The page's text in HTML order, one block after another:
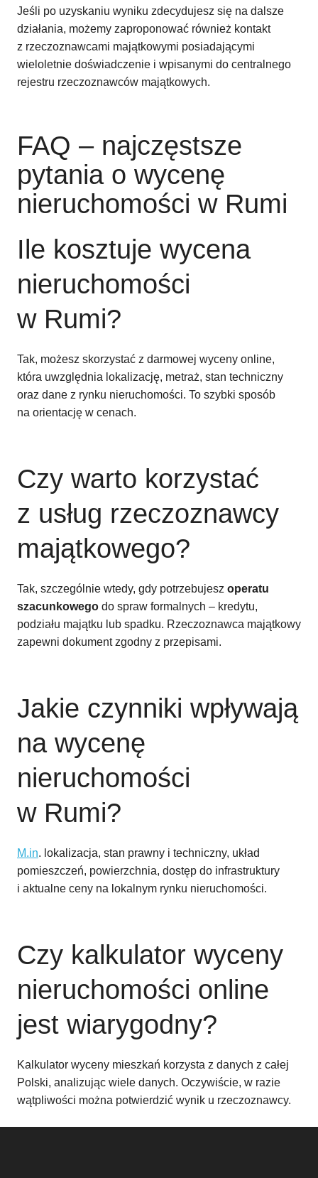
Jeśli po uzyskaniu wyniku zdecydujesz się na dalsze
działania, możemy zaproponować również kontakt
z rzeczoznawcami majątkowymi posiadającymi
wieloletnie doświadczenie i wpisanymi do centralnego
rejestru rzeczoznawców majątkowych.
FAQ – najczęstsze
pytania o wycenę
nieruchomości w Rumi
Ile kosztuje wycena
nieruchomości
w Rumi?
Tak, możesz skorzystać z darmowej wyceny online,
która uwzględnia lokalizację, metraż, stan techniczny
oraz dane z rynku nieruchomości. To szybki sposób
na orientację w cenach.
Czy warto korzystać
z usług rzeczoznawcy
majątkowego?
Tak, szczególnie wtedy, gdy potrzebujesz operatu
szacunkowego do spraw formalnych – kredytu,
podziału majątku lub spadku. Rzeczoznawca majątkowy
zapewni dokument zgodny z przepisami.
Jakie czynniki wpływają
na wycenę
nieruchomości
w Rumi?
M.in. lokalizacja, stan prawny i techniczny, układ
pomieszczeń, powierzchnia, dostęp do infrastruktury
i aktualne ceny na lokalnym rynku nieruchomości.
Czy kalkulator wyceny
nieruchomości online
jest wiarygodny?
Kalkulator wyceny mieszkań korzysta z danych z całej
Polski, analizując wiele danych. Oczywiście, w razie
wątpliwości można potwierdzić wynik u rzeczoznawcy.